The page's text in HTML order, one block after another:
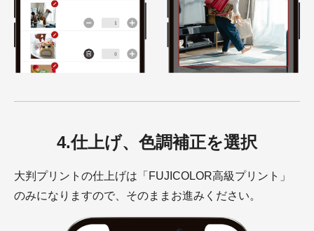
4.仕上げ、色調補正を選択
大判プリントの仕上げは「FUJICOLOR高級プリント」
のみになりますので、そのままお進みください。